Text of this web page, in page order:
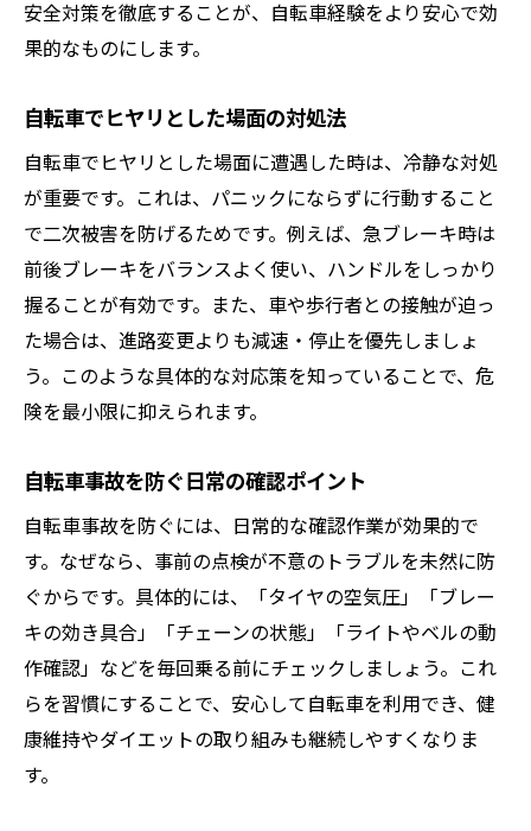
安全対策を徹底することが、自転車経験をより安心で効
果的なものにします。
自転車でヒヤリとした場面の対処法
自転車でヒヤリとした場面に遭遇した時は、冷静な対処
が重要です。これは、パニックにならずに行動すること
で二次被害を防げるためです。例えば、急ブレーキ時は
前後ブレーキをバランスよく使い、ハンドルをしっかり
握ることが有効です。また、車や歩行者との接触が迫っ
た場合は、進路変更よりも減速・停止を優先しましょ
う。このような具体的な対応策を知っていることで、危
険を最小限に抑えられます。
自転車事故を防ぐ日常の確認ポイント
自転車事故を防ぐには、日常的な確認作業が効果的で
す。なぜなら、事前の点検が不意のトラブルを未然に防
ぐからです。具体的には、「タイヤの空気圧」「ブレー
キの効き具合」「チェーンの状態」「ライトやベルの動
作確認」などを毎回乗る前にチェックしましょう。これ
らを習慣にすることで、安心して自転車を利用でき、健
康維持やダイエットの取り組みも継続しやすくなりま
す。